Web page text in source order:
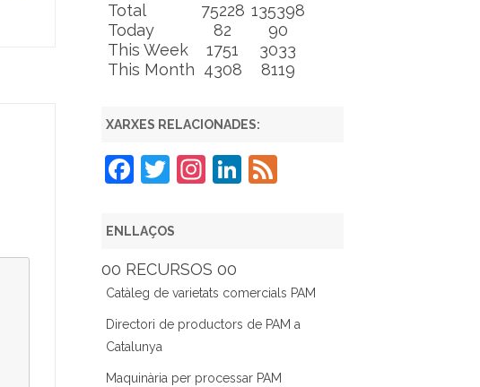
Total 75228 135398
Today
82
90
This Week
1751
3033
This Month 4308 8119
XARXES RELACIONADES:
F
c
e
b
o
o
k
T
itt
er
In
gr
a
m
Li
dI
n
F
ENLLAÇOS
00 RECURSOS 00
Catàleg de varietats comercials PAM
Directori de productors de PAM a
Catalunya
Maquinària per processar PAM